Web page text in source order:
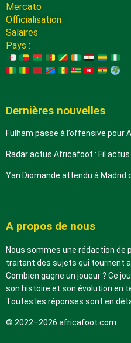
Mercato
Officialisation
Salaires
Pays :
Dernières nouvelles
Fulham passe à l’offensive pour
Radar actus Africafoot : Fil actus
Yan Diomande attendu à Madrid
A propos de nous
Nous sommes une rédaction de
traitant des sujets qui tournent
Combien gagne un joueur ? Ce
son histoire et son évolution en
Toutes les réponses sont en
© 2022–2026 africafoot.com